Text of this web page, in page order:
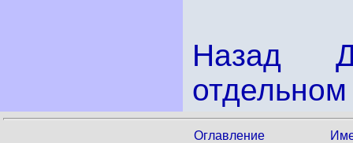
Назад
Оглавление